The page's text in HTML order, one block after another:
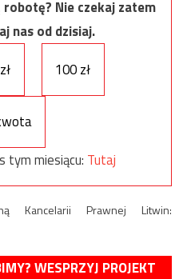
Nie czekaj zatem
nas od dzisiaj.
100 zł
tym miesiącu: Tutaj
Kancelarii Prawnej Litwin:
WESPRZYJ PROJEKT